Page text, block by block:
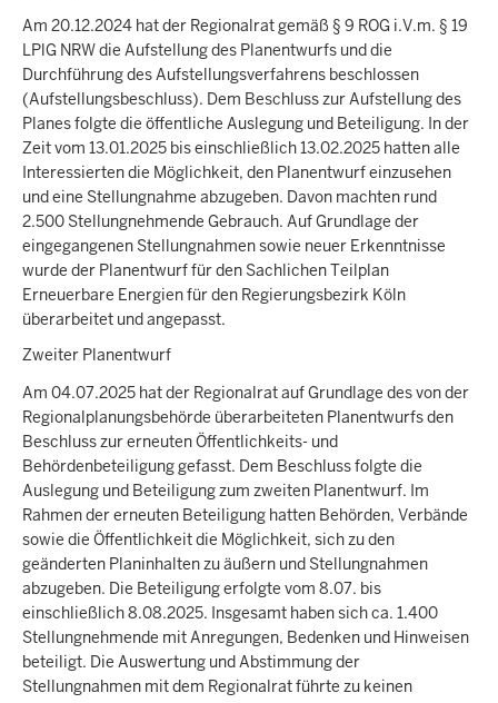
Am 20.12.2024 hat der Regionalrat gemäß § 9 ROG i.V.m. § 19
LPlG NRW die Aufstellung des Planentwurfs und die
Durchführung des Aufstellungsverfahrens beschlossen
(Aufstellungsbeschluss). Dem Beschluss zur Aufstellung des
Planes folgte die öffentliche Auslegung und Beteiligung. In der
Zeit vom 13.01.2025 bis einschließlich 13.02.2025 hatten alle
Interessierten die Möglichkeit, den Planentwurf einzusehen
und eine Stellungnahme abzugeben. Davon machten rund
2.500 Stellungnehmende Gebrauch. Auf Grundlage der
eingegangenen Stellungnahmen sowie neuer Erkenntnisse
wurde der Planentwurf für den Sachlichen Teilplan
Erneuerbare Energien für den Regierungsbezirk Köln
überarbeitet und angepasst.
Zweiter Planentwurf
Am 04.07.2025 hat der Regionalrat auf Grundlage des von der
Regionalplanungsbehörde überarbeiteten Planentwurfs den
Beschluss zur erneuten Öffentlichkeits- und
Behördenbeteiligung gefasst. Dem Beschluss folgte die
Auslegung und Beteiligung zum zweiten Planentwurf. Im
Rahmen der erneuten Beteiligung hatten Behörden, Verbände
sowie die Öffentlichkeit die Möglichkeit, sich zu den
geänderten Planinhalten zu äußern und Stellungnahmen
abzugeben. Die Beteiligung erfolgte vom 8.07. bis
einschließlich 8.08.2025. Insgesamt haben sich ca. 1.400
Stellungnehmende mit Anregungen, Bedenken und Hinweisen
beteiligt. Die Auswertung und Abstimmung der
Stellungnahmen mit dem Regionalrat führte zu keinen